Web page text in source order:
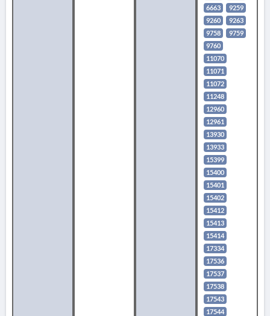
6663
9259
9260
9263
9758
9759
9760
11070
11071
11072
11248
12960
12961
13930
13933
15399
15400
15401
15402
15412
15413
15414
17334
17536
17537
17538
17543
17544